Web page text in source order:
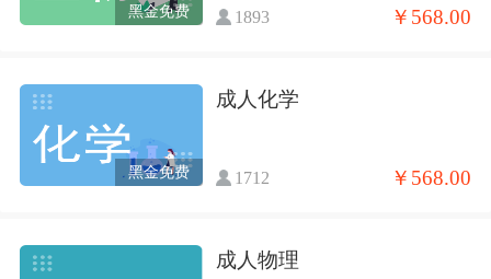
黑金免费 1893 ￥568.00
黑金免费
成人化学
1712 ￥568.00
成人物理